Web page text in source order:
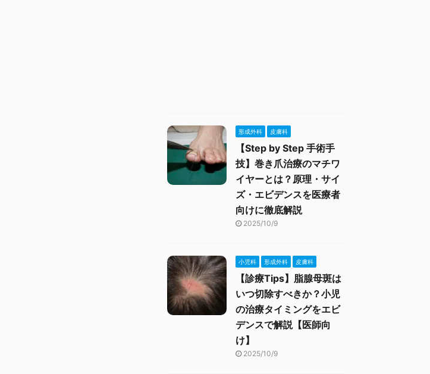
形成外科 皮膚科
【Step by Step 手術手
技】巻き爪治療のマチワ
イヤーとは？原理・サイ
ズ・エビデンスを医療者
向けに徹底解説
2025/10/9
小児科 形成外科 皮膚科
【診療Tips】脂腺母斑は
いつ切除すべきか？小児
の治療タイミングをエビ
デンスで解説【医師向
け】
2025/10/9